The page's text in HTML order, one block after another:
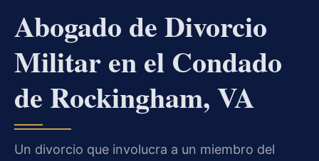
Abogado de Divorcio
Militar en el Condado
de Rockingham, VA
Un divorcio que involucra a un miembro del